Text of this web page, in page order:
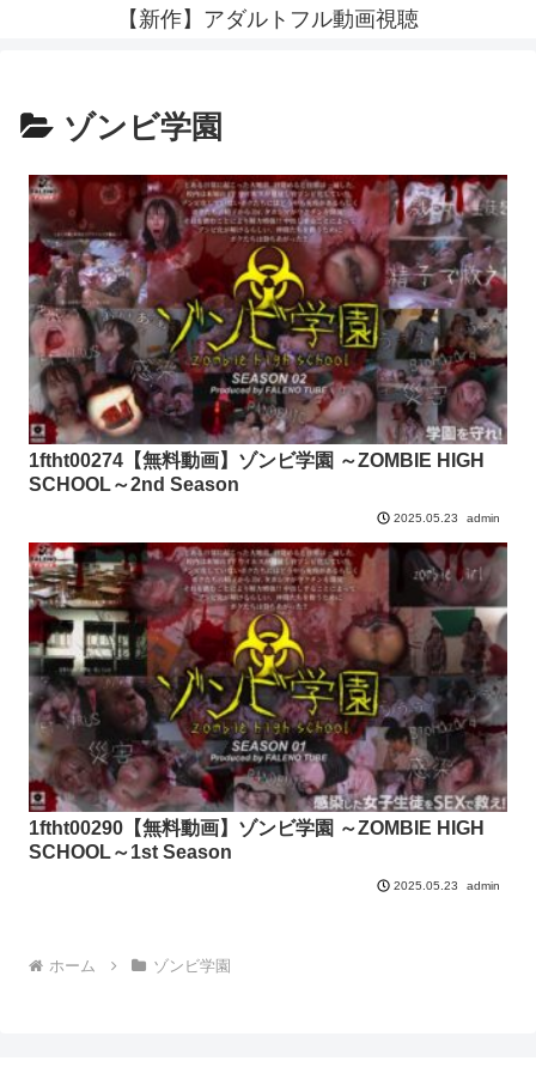
【新作】アダルトフル動画視聴
ゾンビ学園
1ftht00274【無料動画】ゾンビ学園 ～ZOMBIE HIGH
SCHOOL～2nd Season
2025.05.23 admin
1ftht00290【無料動画】ゾンビ学園 ～ZOMBIE HIGH
SCHOOL～1st Season
2025.05.23 admin
ホーム ゾンビ学園